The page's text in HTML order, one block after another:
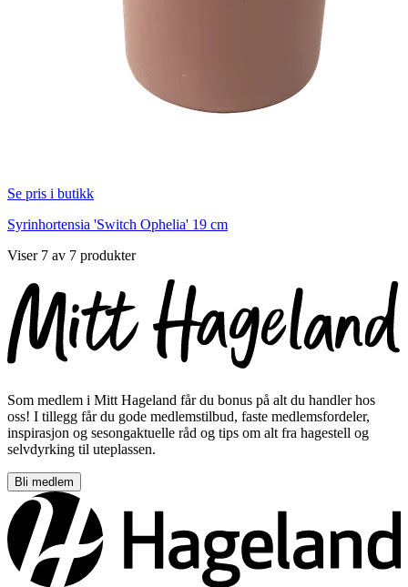
Se pris i butikk
Syrinhortensia 'Switch Ophelia' 19 cm
Viser 7 av 7 produkter
Som medlem i Mitt Hageland får du bonus på alt du handler hos
oss! I tillegg får du gode medlemstilbud, faste medlemsfordeler,
inspirasjon og sesongaktuelle råd og tips om alt fra hagestell og
selvdyrking til uteplassen.
Bli medlem